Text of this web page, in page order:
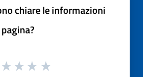
chiare le informazioni